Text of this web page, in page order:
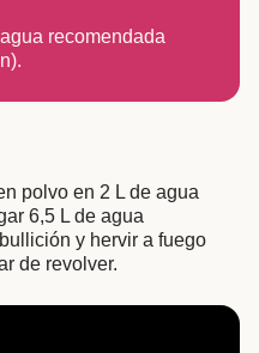
recomendada
polvo en 2 L de agua
6,5 L de agua
y hervir a fuego
de revolver.